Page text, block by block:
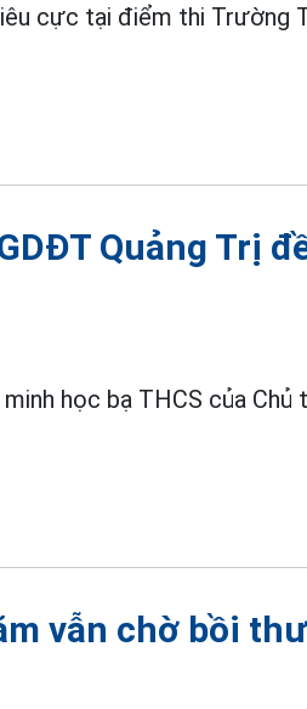
cực tại điểm thi Trường
Quảng Trị
học bạ THCS của Chủ
vẫn chờ bồi